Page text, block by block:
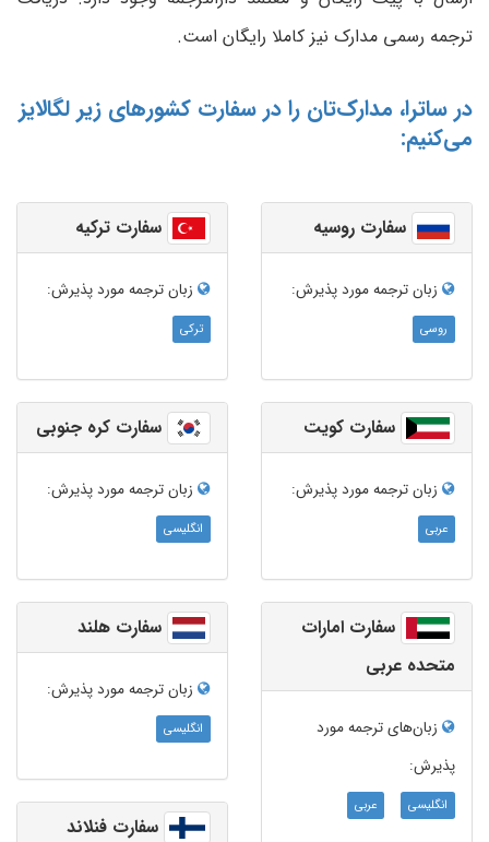
ترجمه رسمی مدارک نیز کاملا رایگان است.
در ساترا، مدارک‌تان را در سفارت کشورهای زیر لگالایز
می‌کنیم:
سفارت روسیه
زبان ترجمه‌ مورد پذیرش:
روسی
سفارت ترکیه
زبان ترجمه‌ مورد پذیرش:
ترکی
سفارت کویت
زبان ترجمه‌ مورد پذیرش:
عربی
سفارت کره جنوبی
زبان ترجمه‌ مورد پذیرش:
انگلیسی
سفارت امارات
متحده عربی
زبان‌های ترجمه مورد
پذیرش:
انگلیسی عربی
سفارت هلند
زبان ترجمه‌ مورد پذیرش:
انگلیسی
سفارت فنلاند